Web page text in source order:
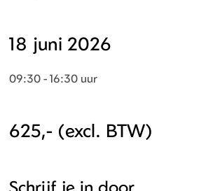
18 juni 2026
09:30 - 16:30 uur
625,- (excl. BTW)
Schrijf je in door